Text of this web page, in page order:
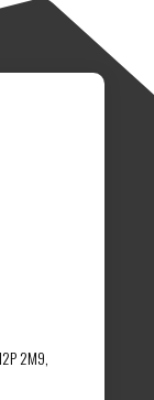
2M9,